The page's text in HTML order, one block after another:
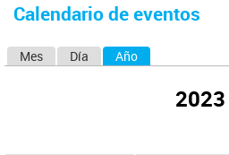
usted
Calendario de eventos
Mes Día Año
2023